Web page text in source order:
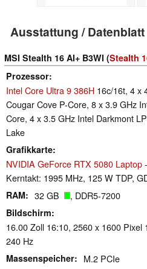
Ausstattung / Datenblatt
MSI Stealth 16 AI+ B3WI (Stealth
Prozessor
Intel Core Ultra 9 386H 16c/16t, 4 x
Cougar Cove P-Core, 8 x 3.9 GHz
Core, 4 x 3.5 GHz Intel Darkmont
Lake
Grafikkarte
NVIDIA GeForce RTX 5080 Laptop
Kerntakt: 1995 MHz, 125 W TDP,
RAM 32 GB , DDR5-7200
Bildschirm
16.00 Zoll 16:10, 2560 x 1600 Pixel
240 Hz
Massenspeicher M.2 PCIe